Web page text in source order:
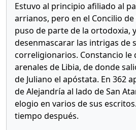
Estuvo al principio afiliado al
arrianos, pero en el Concilio de
puso de parte de la ortodoxia,
desenmascarar las intrigas de
correligionarios. Constancio le
arenales de Libia, de donde
de Juliano el apóstata. En 362
de Alejandría al lado de San
elogio en varios de sus
tiempo después.